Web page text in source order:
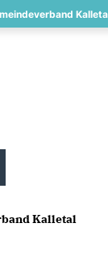
Kalletal